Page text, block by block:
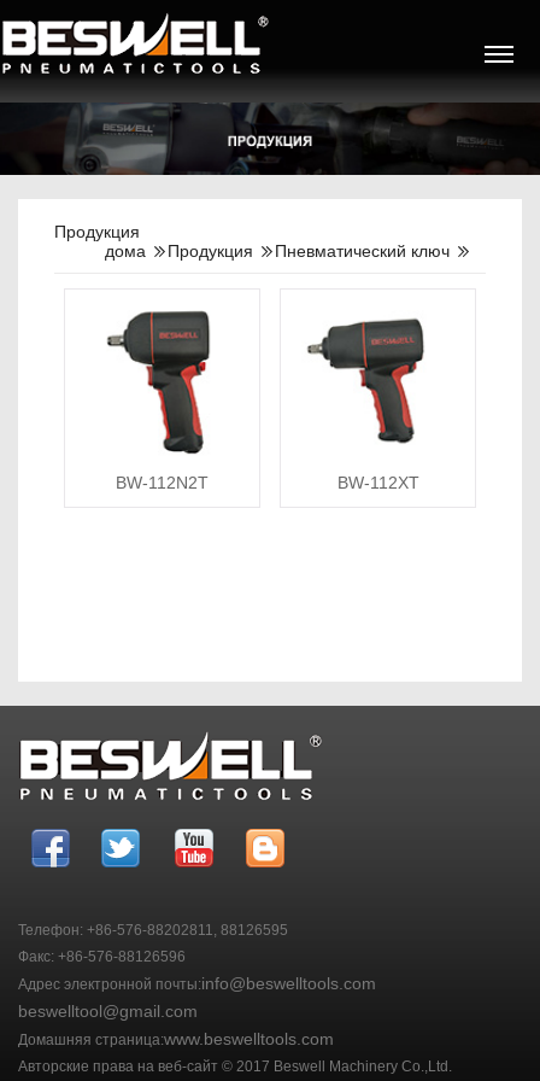
Продукция
дома
Продукция Пневматический ключ
BW-112N2T BW-112XT
Телефон: +86-576-88202811, 88126595
Факс: +86-576-88126596
Адрес электронной почты:info@beswelltools.com
beswelltool@gmail.com
Домашняя страница:www.beswelltools.com
Авторские права на веб-сайт © 2017 Beswell Machinery Co.,Ltd.